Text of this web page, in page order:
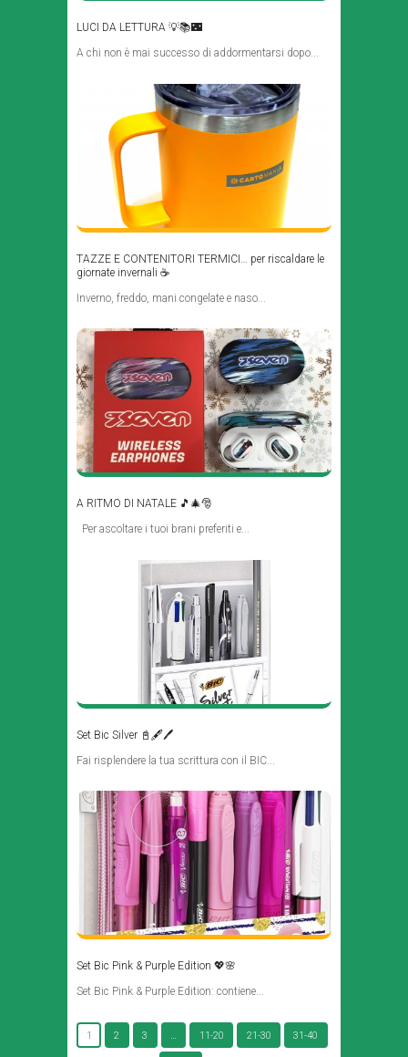
LUCI DA LETTURA 💡📚🌃
A chi non è mai successo di addormentarsi dopo...
TAZZE E CONTENITORI TERMICI… per riscaldare le
giornate invernali ☕
Inverno, freddo, mani congelate e naso...
A RITMO DI NATALE 🎵🎄🎅
Per ascoltare i tuoi brani preferiti e...
Set Bic Silver 📓🖋🖊
Fai risplendere la tua scrittura con il BIC...
Set Bic Pink & Purple Edition 💖🌸
Set Bic Pink & Purple Edition: contiene...
1 2 3 … 11-20 21-30 31-40